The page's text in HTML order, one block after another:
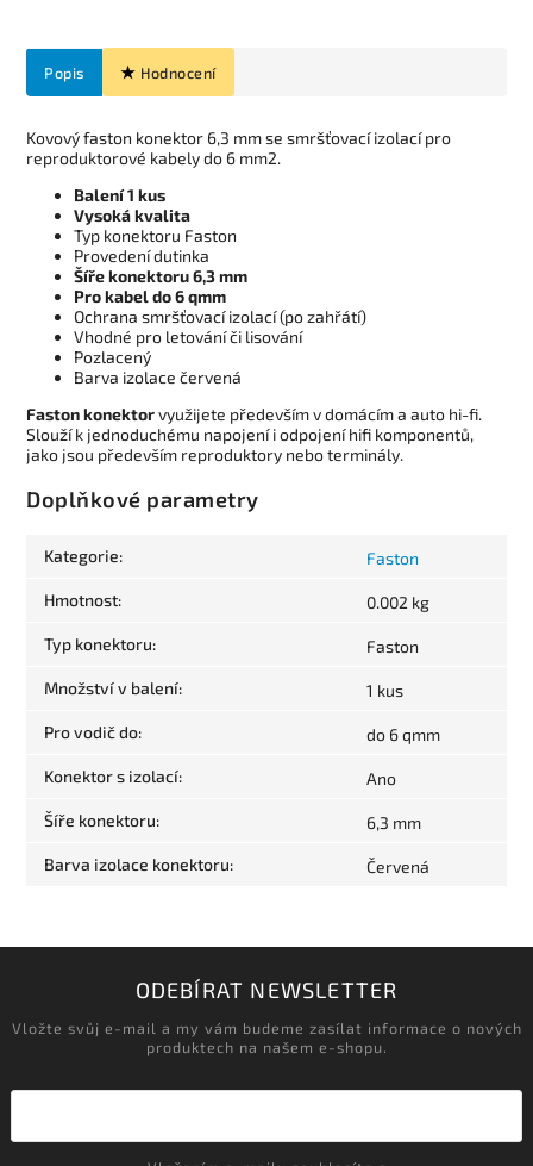
Popis Hodnocení
Kovový faston konektor 6,3 mm se smršťovací izolací pro
reproduktorové kabely do 6 mm2.
Balení 1 kus
Vysoká kvalita
Typ konektoru Faston
Provedení dutinka
Šíře konektoru 6,3 mm
Pro kabel do 6 qmm
Ochrana smršťovací izolací (po zahřátí)
Vhodné pro letování či lisování
Pozlacený
Barva izolace červená
Faston konektorvyužijete především v domácím a auto hi-fi.
Slouží k jednoduchému napojení i odpojení hifi komponentů,
jako jsou především reproduktory nebo terminály.
Doplňkové parametry
Kategorie: Faston
Hmotnost: 0.002 kg
Typ konektoru: Faston
Množství v balení: 1 kus
Pro vodič do: do 6 qmm
Konektor s izolací: Ano
Šíře konektoru: 6,3 mm
Barva izolace konektoru: Červená
ODEBÍRAT NEWSLETTER
Vložte svůj e-mail a my vám budeme zasílat informace o nových
produktech na našem e-shopu.